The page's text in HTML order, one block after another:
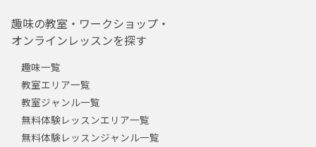
趣味の教室・ワークショップ・
オンラインレッスンを探す
趣味一覧
教室エリア一覧
教室ジャンル一覧
無料体験レッスンエリア一覧
無料体験レッスンジャンル一覧